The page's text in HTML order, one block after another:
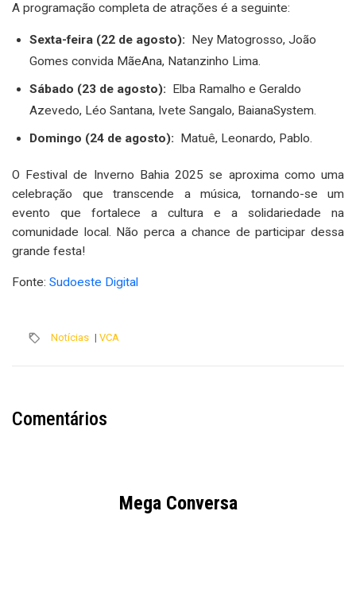
A programação completa de atrações é a seguinte:
Sexta-feira (22 de agosto): Ney Matogrosso, João
Gomes convida MãeAna, Natanzinho Lima.
Sábado (23 de agosto): Elba Ramalho e Geraldo
Azevedo, Léo Santana, Ivete Sangalo, BaianaSystem.
Domingo (24 de agosto): Matuê, Leonardo, Pablo.
O Festival de Inverno Bahia 2025 se aproxima como uma
celebração que transcende a música, tornando-se um
evento que fortalece a cultura e a solidariedade na
comunidade local. Não perca a chance de participar dessa
grande festa!
Fonte: Sudoeste Digital
Notícias | VCA
Comentários
Mega Conversa